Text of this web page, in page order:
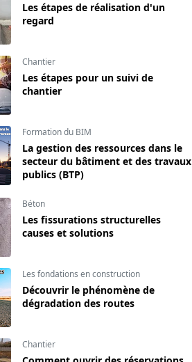
Les étapes de réalisation d'un
regard
Chantier
Les étapes pour un suivi de
chantier
Formation du BIM
La gestion des ressources dans le
secteur du bâtiment et des travaux
publics (BTP)
Béton
Les fissurations structurelles
causes et solutions
Les fondations en construction
Découvrir le phénomène de
dégradation des routes
Chantier